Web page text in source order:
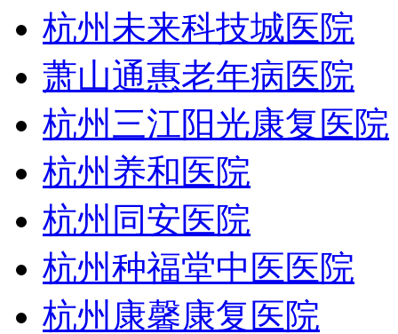
杭州未来科技城医院
萧山通惠老年病医院
杭州三江阳光康复医院
杭州养和医院
杭州同安医院
杭州种福堂中医医院
杭州康馨康复医院